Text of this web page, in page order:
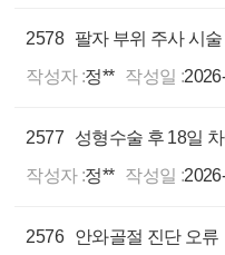
2578
작성자 :정** 작성일 :
2577
작성자 :정** 작성일 :
2576
안와골절 진단 오류